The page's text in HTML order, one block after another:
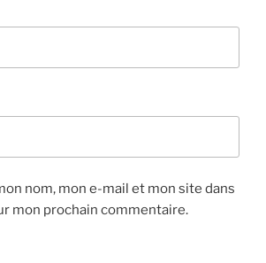
nom, mon e-mail et mon site dans
mon prochain commentaire.